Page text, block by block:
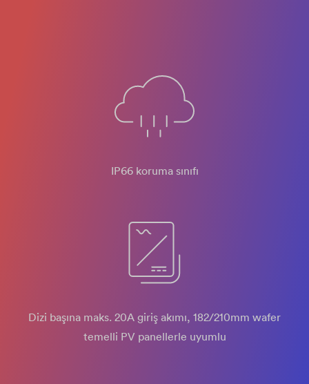
IP66 koruma sınıfı
Dizi başına maks. 20A giriş akımı, 182/210mm wafer
temelli PV panellerle uyumlu